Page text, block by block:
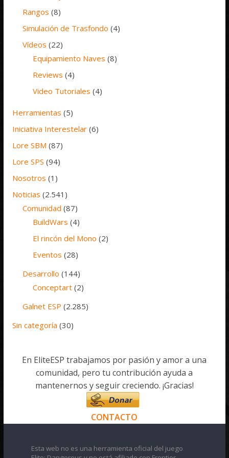
Rangos (8)
Simulación de Trasfondo (4)
Vídeos (22)
Equipamiento Naves (8)
Reviews (4)
Video Tutoriales (4)
Herramientas (5)
Iniciativa Interestelar (6)
Lore SBM (87)
Lore SPS (94)
Nosotros (1)
Noticias (2.541)
Comunidad (87)
BuildWars (4)
El rincón del Mono (2)
Eventos (28)
Desarrollo (144)
Conceptart (2)
Galnet ESP (2.285)
Sin categoría (30)
En EliteESP trabajamos por pasión y amor a una
comunidad, pero tu contribución ayuda a
mantenernos y seguir creciendo. ¡Gracias!
CONTACTO
Esta web no es una herramienta oficial del juego